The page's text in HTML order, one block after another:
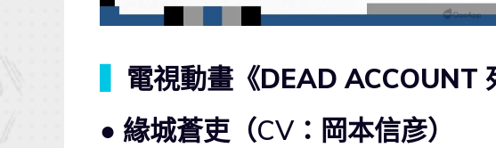
電視動畫《DEAD ACCOUNT
● 緣城蒼吏（CV：岡本信彦）